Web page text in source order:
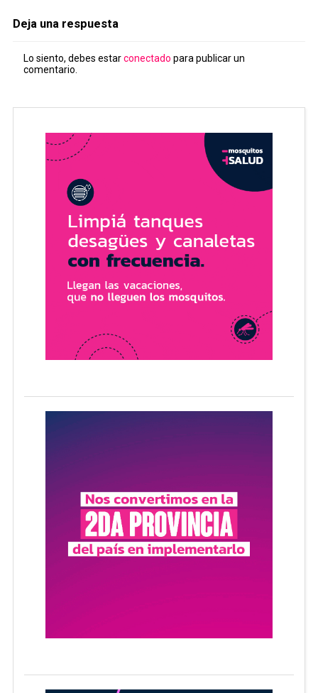
Deja una respuesta
Lo siento, debes estarconectado para publicar un
comentario.